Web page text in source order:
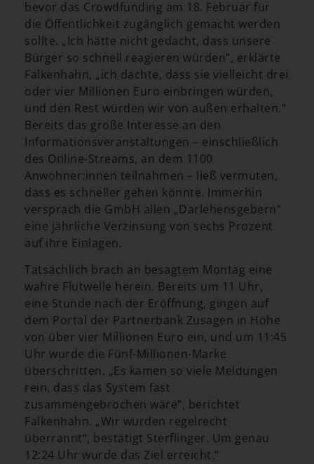
bevor das Crowdfunding am 18. Februar für
die Öffentlichkeit zugänglich gemacht werden
sollte. „Ich hätte nicht gedacht, dass unsere
Bürger so schnell reagieren würden“, erklärte
Falkenhahn, „ich dachte, dass sie vielleicht drei
oder vier Millionen Euro einbringen würden,
und den Rest würden wir von außen erhalten.“
Bereits das große Interesse an den
Informationsveranstaltungen – einschließlich
des Online-Streams, an dem 1100
Anwohner:innen teilnahmen – ließ vermuten,
dass es schneller gehen könnte. Immerhin
versprach die GmbH allen „Darlehensgebern“
eine jährliche Verzinsung von sechs Prozent
auf ihre Einlagen.
Tatsächlich brach an besagtem Montag eine
wahre Flutwelle herein. Bereits um 11 Uhr,
eine Stunde nach der Eröffnung, gingen auf
dem Portal der Partnerbank Zusagen in Höhe
von über vier Millionen Euro ein, und um 11:45
Uhr wurde die Fünf-Millionen-Marke
überschritten. „Es kamen so viele Meldungen
rein, dass das System fast
zusammengebrochen wäre“, berichtet
Falkenhahn. „Wir wurden regelrecht
überrannt“, bestätigt Sterflinger. Um genau
12:24 Uhr wurde das Ziel erreicht.“